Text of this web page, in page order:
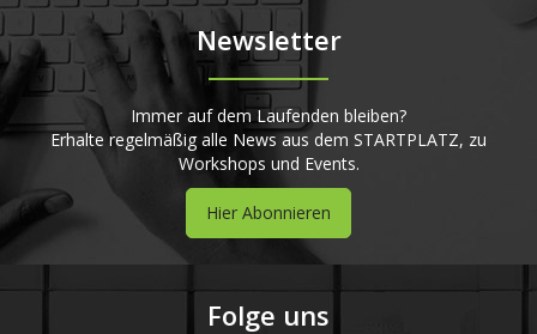
Newsletter
Immer auf dem Laufenden bleiben?
Erhalte regelmäßig alle News aus dem STARTPLATZ, zu
Workshops und Events.
Hier Abonnieren
Folge uns